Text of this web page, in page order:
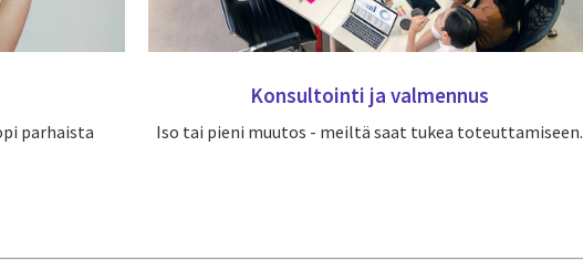
parhaista
Konsultointi ja valmennus
Iso tai pieni muutos - meiltä saat tukea toteuttamiseen.